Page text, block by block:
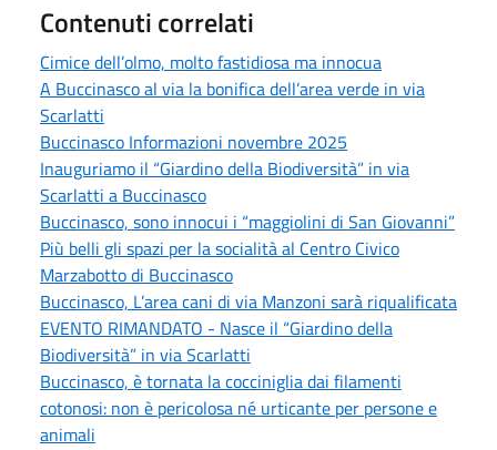
Contenuti correlati
Cimice dell’olmo, molto fastidiosa ma innocua
A Buccinasco al via la bonifica dell’area verde in via
Scarlatti
Buccinasco Informazioni novembre 2025
Inauguriamo il “Giardino della Biodiversità” in via
Scarlatti a Buccinasco
Buccinasco, sono innocui i “maggiolini di San Giovanni”
Più belli gli spazi per la socialità al Centro Civico
Marzabotto di Buccinasco
Buccinasco, L’area cani di via Manzoni sarà riqualificata
EVENTO RIMANDATO - Nasce il “Giardino della
Biodiversità” in via Scarlatti
Buccinasco, è tornata la cocciniglia dai filamenti
cotonosi: non è pericolosa né urticante per persone e
animali